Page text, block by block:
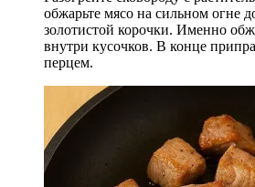
обжарьте мясо на сильном огне
золотистой корочки. Именно
внутри кусочков. В конце
перцем.